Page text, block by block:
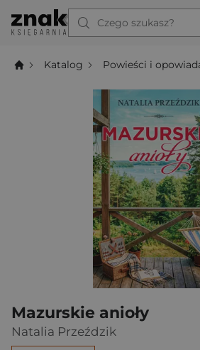
Czego szukasz?
Katalog Powieści i
Mazurskie anioły
Natalia Przeździk